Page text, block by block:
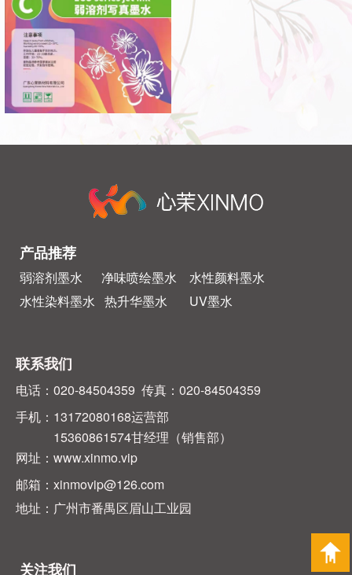
产品推荐
弱溶剂墨水 净味喷绘墨水
水性颜料墨水
水性染料墨水 热升华墨水 UV墨水
联系我们
电话：020-84504359 传真：020-84504359
手机：13172080168运营部
15360861574甘经理（销售部）
网址：www.xinmo.vip
邮箱：xinmovip@126.com
地址：广州市番禺区眉山工业园
关注我们